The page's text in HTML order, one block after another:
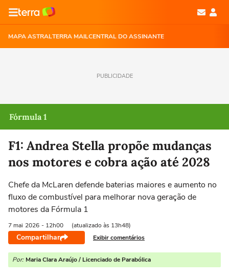
MAPA ASTRALTERRA MAILCENTRAL DO ASSINANTE
PUBLICIDADE
Fórmula 1
F1: Andrea Stella propõe mudanças
nos motores e cobra ação até 2028
Chefe da McLaren defende baterias maiores e aumento no
fluxo de combustível para melhorar nova geração de
motores da Fórmula 1
7 mai 2026 - 12h00 (atualizado às 13h48)
Compartilhar Exibir comentários
Por: Maria Clara Araújo / Licenciado de Parabólica